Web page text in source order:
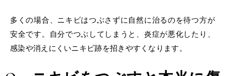
多くの場合、ニキビはつぶさずに自然に治るのを待つ方が
安全です。自分でつぶしてしまうと、炎症が悪化したり、
感染や消えにくいニキビ跡を招きやすくなります。